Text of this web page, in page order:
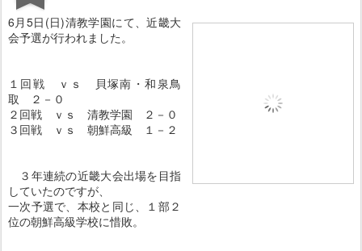
6月5日(日)清教学園にて、近畿大
会予選が行われました。
１回戦 ｖｓ 貝塚南・和泉鳥
取 ２－０
２回戦 ｖｓ 清教学園 ２－０
３回戦 ｖｓ 朝鮮高級 １－２
３年連続の近畿大会出場を目指
していたのですが、
一次予選で、本校と同じ、１部２
位の朝鮮高級学校に惜敗。